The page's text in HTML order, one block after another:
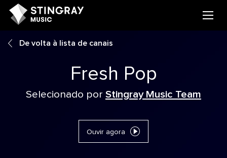
De volta à lista de canais
Fresh Pop
Selecionado por Stingray Music Team
Ouvir agora